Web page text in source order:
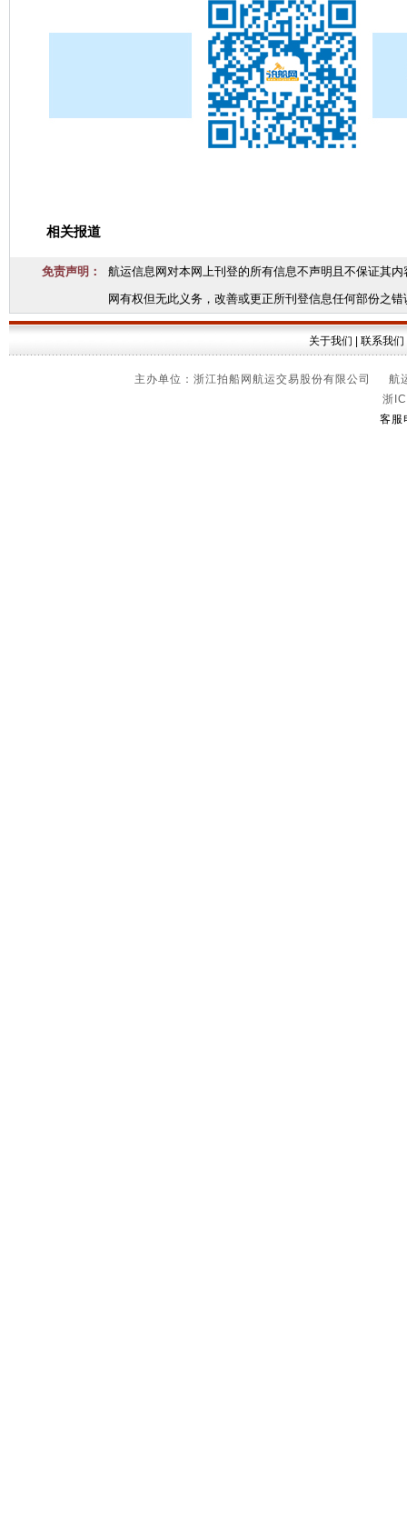
相关报道
免责声明：
航运信息网对本网上刊登的所有信息不声明且不保证其
网有权但无此义务，改善或更正所刊登信息任何部份之错
关于我们 联系我们
主办单位：浙江拍船网航运交易股份有限公司
浙
客服